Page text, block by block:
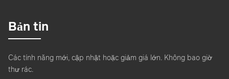
Bản tin
Các tính năng mới, cập nhật hoặc giảm giá lớn. Không bao giờ
thư rác.